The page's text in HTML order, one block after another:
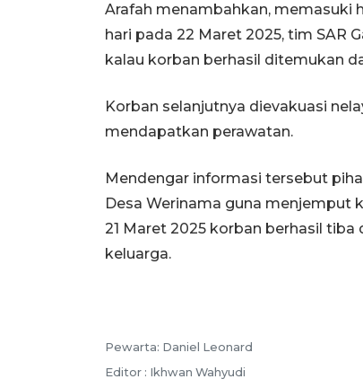
Arafah menambahkan, memasuki
hari pada 22 Maret 2025, tim SAR
kalau korban berhasil ditemukan
Korban selanjutnya dievakuasi
mendapatkan perawatan.
Mendengar informasi tersebut
Desa Werinama guna menjemput
21 Maret 2025 korban berhasil
keluarga.
Pewarta: Daniel Leonard
Editor : Ikhwan Wahyudi